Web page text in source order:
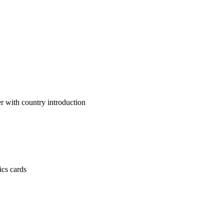
country introduction
cards